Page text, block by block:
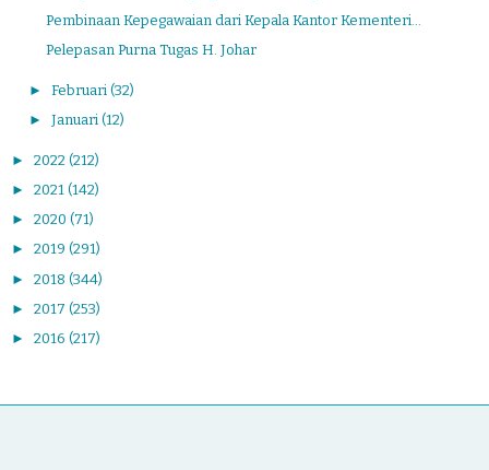
Pembinaan Kepegawaian dari Kepala Kantor Kementeri...
Pelepasan Purna Tugas H. Johar
► Februari (32)
► Januari (12)
► 2022 (212)
► 2021 (142)
► 2020 (71)
► 2019 (291)
► 2018 (344)
► 2017 (253)
► 2016 (217)